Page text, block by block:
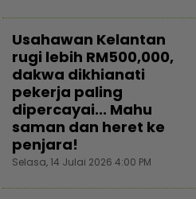
Usahawan Kelantan
rugi lebih RM500,000,
dakwa dikhianati
pekerja paling
dipercayai... Mahu
saman dan heret ke
penjara!
Selasa, 14 Julai 2026 4:00 PM